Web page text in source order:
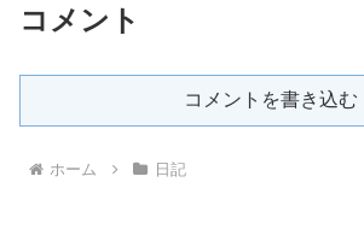
コメント
コメントを書き込む
ホーム 日記